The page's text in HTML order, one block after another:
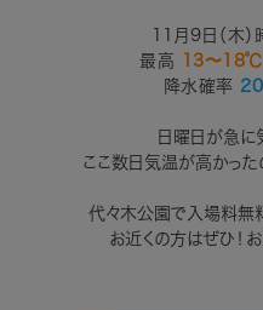
11月9日（木
最高
13〜18℃
降水確率
日曜日が急
ここ数日気温が高かっ
代々木公園で入場料無
お近くの方はぜひ！